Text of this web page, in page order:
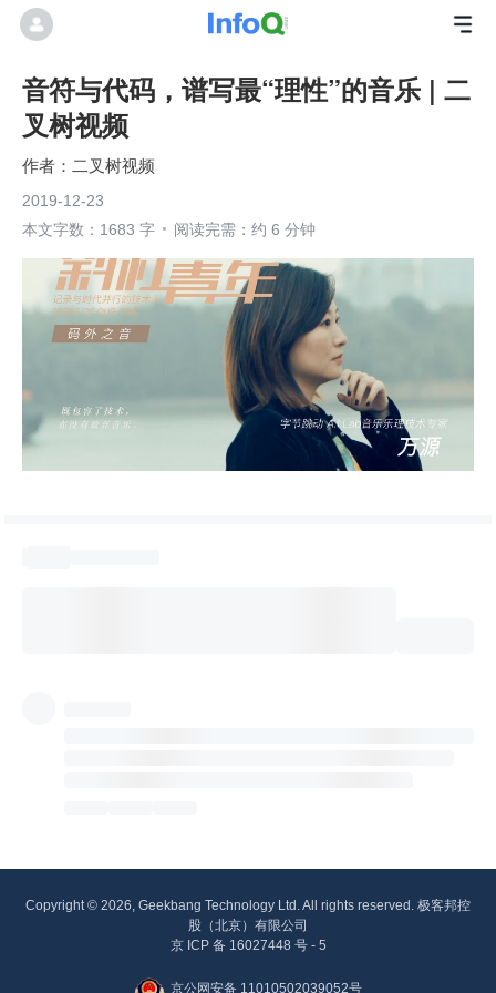
音符与代码，谱写最“理性”的音乐 | 二
叉树视频
二叉树视频
2019-12-23
本文字数：1683 字
阅读完需：约 6 分钟
Copyright © 2026, Geekbang Technology Ltd. All rights reserved. 极客邦控
股（北京）有限公司
京 ICP 备 16027448 号 - 5
京公网安备 11010502039052号